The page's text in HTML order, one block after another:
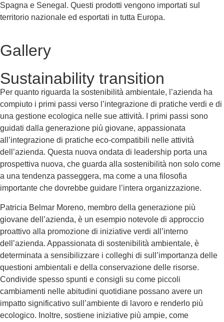
Spagna e Senegal. Questi prodotti vengono importati sul
territorio nazionale ed esportati in tutta Europa.
Gallery
Sustainability transition
Per quanto riguarda la sostenibilità ambientale, l’azienda ha
compiuto i primi passi verso l’integrazione di pratiche verdi e di
una gestione ecologica nelle sue attività. I primi passi sono
guidati dalla generazione più giovane, appassionata
all’integrazione di pratiche eco-compatibili nelle attività
dell’azienda. Questa nuova ondata di leadership porta una
prospettiva nuova, che guarda alla sostenibilità non solo come
a una tendenza passeggera, ma come a una filosofia
importante che dovrebbe guidare l’intera organizzazione.
Patricia Belmar Moreno, membro della generazione più
giovane dell’azienda, è un esempio notevole di approccio
proattivo alla promozione di iniziative verdi all’interno
dell’azienda. Appassionata di sostenibilità ambientale, è
determinata a sensibilizzare i colleghi di sull’importanza delle
questioni ambientali e della conservazione delle risorse.
Condivide spesso spunti e consigli su come piccoli
cambiamenti nelle abitudini quotidiane possano avere un
impatto significativo sull’ambiente di lavoro e renderlo più
ecologico. Inoltre, sostiene iniziative più ampie, come